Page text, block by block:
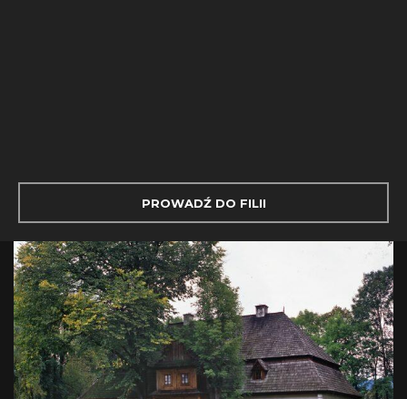
PROWADŹ DO FILII